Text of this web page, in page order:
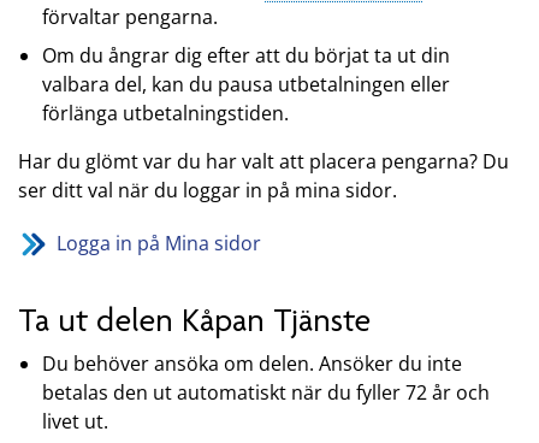
förvaltar pengarna.
Om du ångrar dig efter att du börjat ta ut din
valbara del, kan du pausa utbetalningen eller
förlänga utbetalningstiden.
Har du glömt var du har valt att placera pengarna? Du
ser ditt val när du loggar in på mina sidor.
Logga in på Mina sidor
Ta ut delen Kåpan Tjänste
Du behöver ansöka om delen. Ansöker du inte
betalas den ut automatiskt när du fyller 72 år och
livet ut.